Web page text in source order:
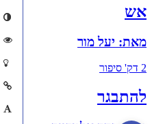
אש
מאת: יעל מור
2 דק' סיפור
להתבגר